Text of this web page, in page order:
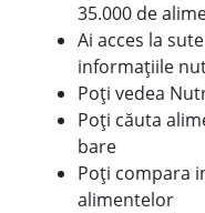
35.000 de
Ai acces la
informațiile
Poți vedea
Poți căuta
bare
Poți compara
alimentelor